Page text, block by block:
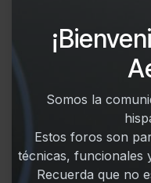
Somos la
Estos foros son
técnicas, funcionales
Recuerda que no